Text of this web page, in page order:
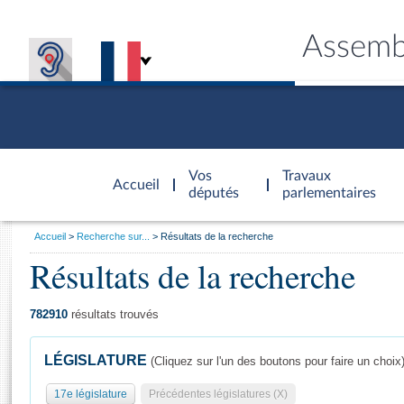
Accueil
d'accueil
Vos
députés
Travaux
parlementaires
Général
Vous
Accueil Recherche sur... Résultats de la recherche
Résultats de la recherche
782910 résultats trouvés
LÉGISLATURE (Cliquez sur l'un des boutons pour faire un choix)
17e législature Précédentes législatures (X)